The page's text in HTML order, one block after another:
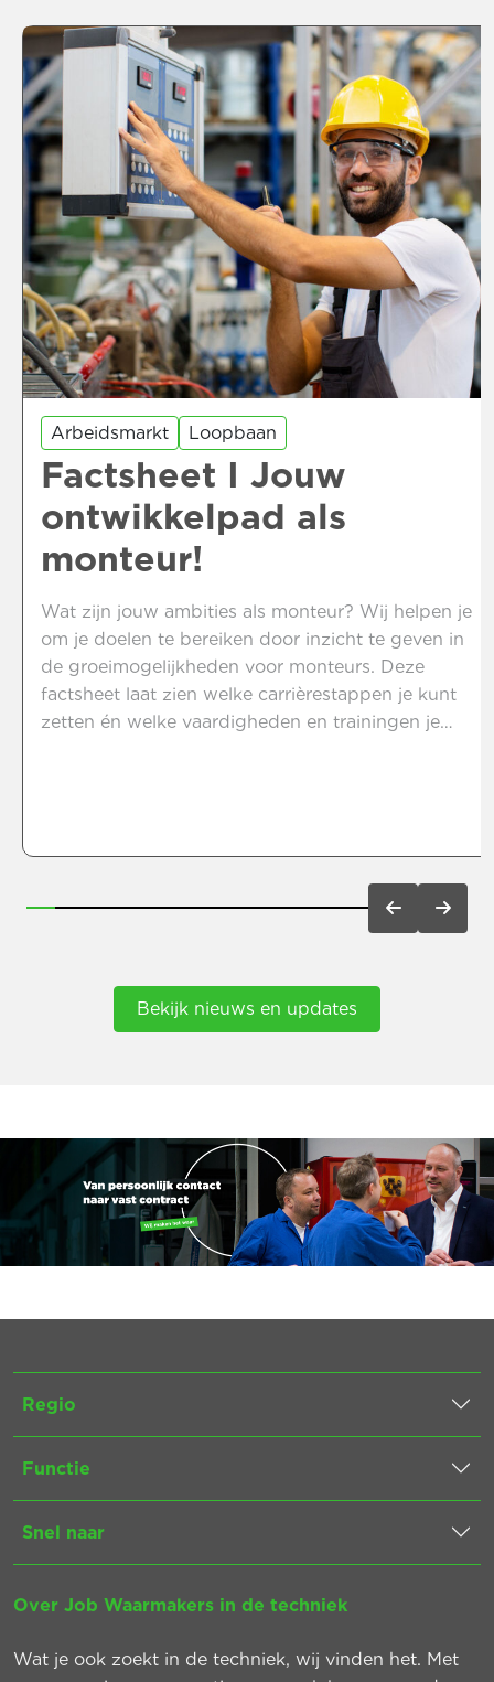
Arbeidsmarkt Loopbaan
Factsheet I Jouw
ontwikkelpad als
monteur!
Wat zijn jouw ambities als monteur? Wij helpen je
om je doelen te bereiken door inzicht te geven in
de groeimogelijkheden voor monteurs. Deze
factsheet laat zien welke carrièrestappen je kunt
zetten én welke vaardigheden en trainingen je
factsheet.
Bekijk nieuws en updates
Regio
Functie
Snel naar
Over Job Waarmakers in de techniek
Wat je ook zoekt in de techniek, wij vinden het. Met